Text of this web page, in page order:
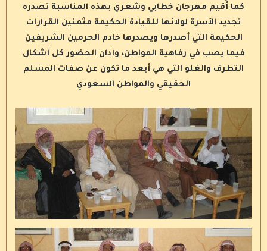
كما أُقيم مهرجان خطابي وشعري بهذه المناسبة تصدره
تجديد الأسرة لولائها للقيادة الحكيمة مثمنين القرارات
الحكيمة التي أصدرها ويصدرها خادم الحرمين الشريفين
فيما يصب في رفاهية المواطن، وأدان الحضور كل أشكال
التطرف والغلو التي هي أبعد ما تكون عن صفات المسلم
الحقيقي والمواطن السعودي